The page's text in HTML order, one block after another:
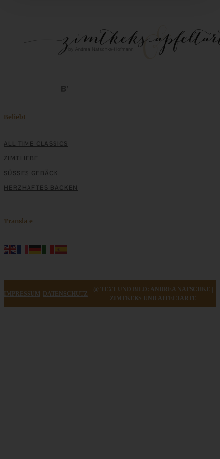
Beliebt
ALL TIME CLASSICS
ZIMTLIEBE
SÜSSES GEBÄCK
HERZHAFTES BACKEN
Translate
IMPRESSUM DATENSCHUTZ
@ TEXT UND BILD: ANDREA NATSCHKE |
ZIMTKEKS UND APFELTARTE